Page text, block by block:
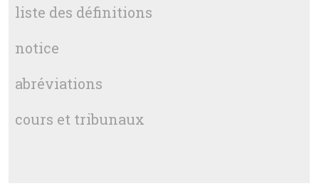
liste des définitions
notice
abréviations
cours et tribunaux